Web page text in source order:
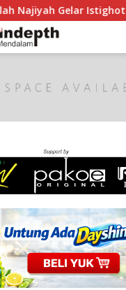
Gelar Istighotsah